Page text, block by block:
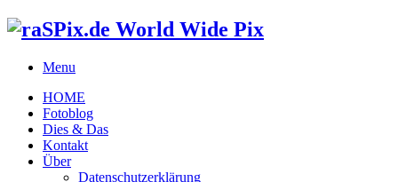
World Wide Pix
Menu
HOME
Fotoblog
Dies & Das
Kontakt
Über
Datenschutzerklärung